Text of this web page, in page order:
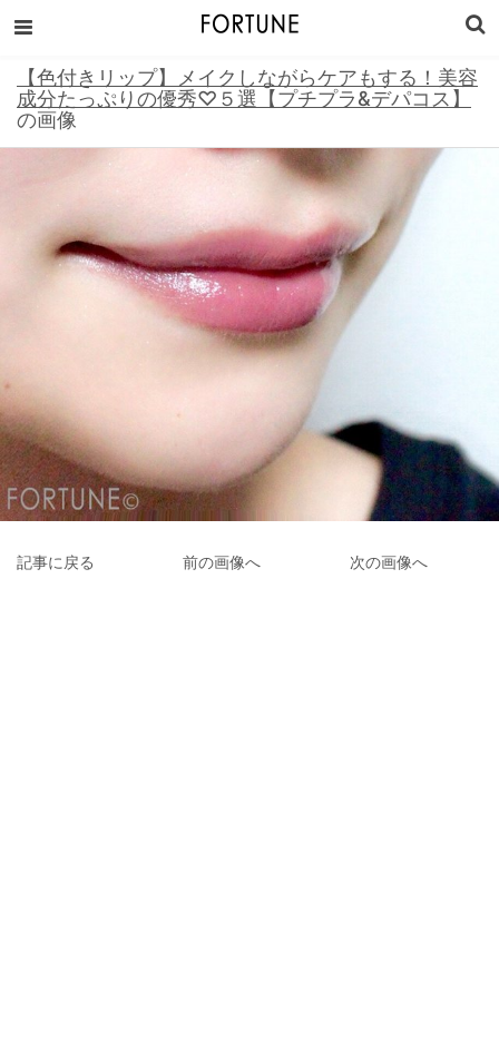
【色付きリップ】メイクしながらケアもする！美容
成分たっぷりの優秀♡５選【プチプラ&デパコス】
の画像
記事に戻る 前の画像へ 次の画像へ